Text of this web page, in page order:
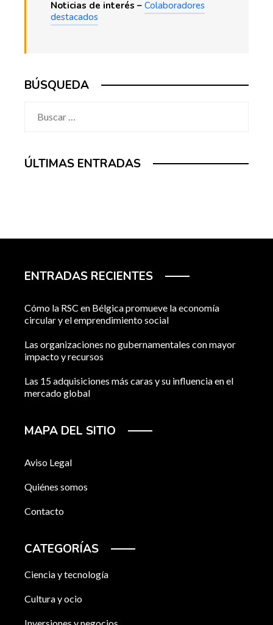
Noticias de interés – Colaboradores
destacados
BÚSQUEDA
ÚLTIMAS ENTRADAS
ENTRADAS RECIENTES
Cómo la RSC en Bélgica promueve la economía
circular y el emprendimiento social
Las organizaciones no gubernamentales con mayor
impacto y recursos
Las 15 adquisiciones más caras y su influencia en el
mercado global
MAPA DEL SITIO
Aviso Legal
Quiénes somos
Contacto
CATEGORÍAS
Ciencia y tecnología
Cultura y ocio